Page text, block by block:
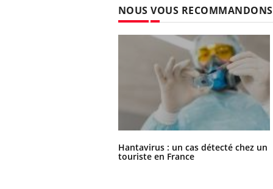
NOUS VOUS RECOMMANDONS
Hantavirus : un cas détecté chez un
touriste en France